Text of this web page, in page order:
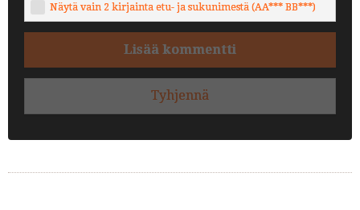
Näytä vain 2 kirjainta etu- ja sukunimestä (AA*** BB***)
Lisää kommentti
Tyhjennä